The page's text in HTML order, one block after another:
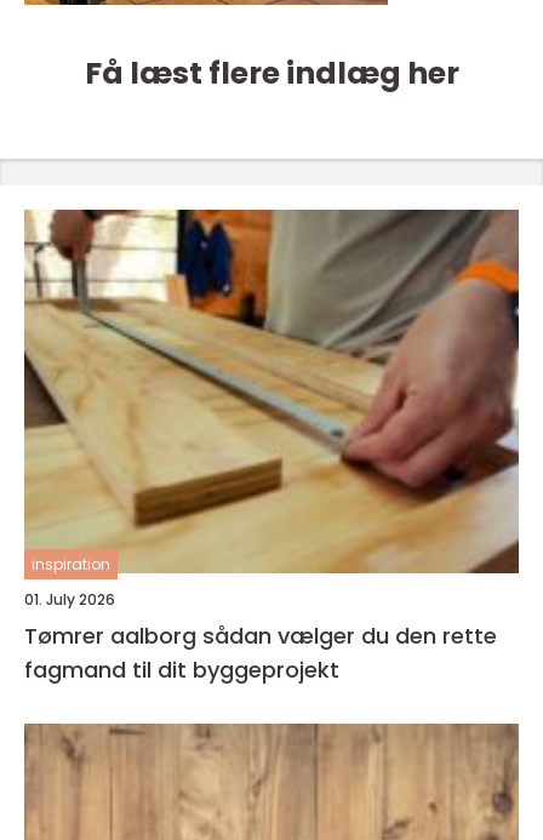
Få læst flere indlæg her
inspiration
01. July 2026
Tømrer aalborg sådan vælger du den rette
fagmand til dit byggeprojekt